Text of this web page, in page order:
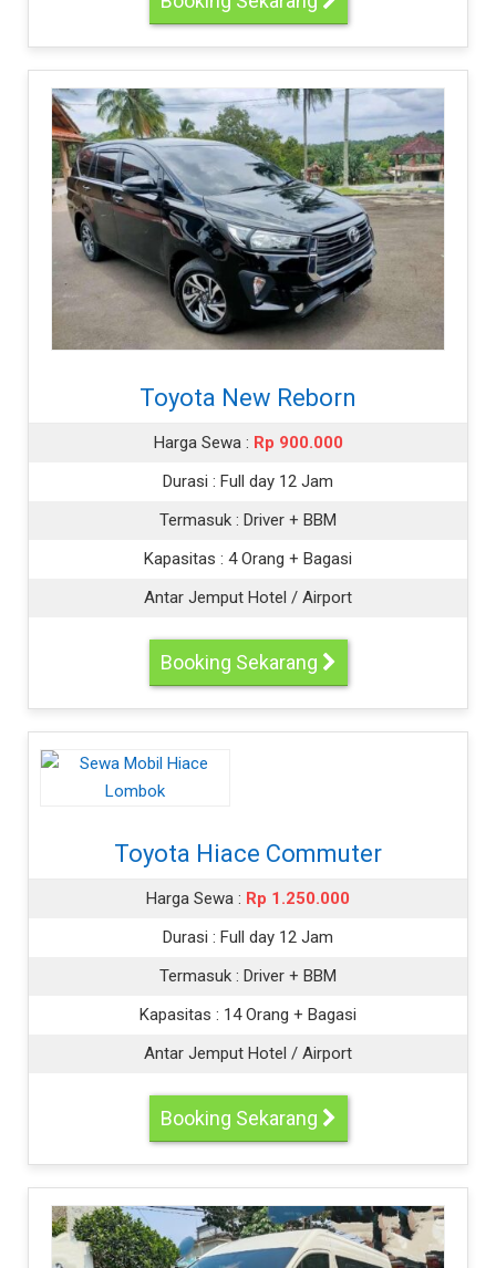
Toyota New Reborn
Harga Sewa : Rp 900.000
Durasi : Full day 12 Jam
Termasuk : Driver + BBM
Kapasitas : 4 Orang + Bagasi
Antar Jemput Hotel / Airport
Booking Sekarang
Toyota Hiace Commuter
Harga Sewa : Rp 1.250.000
Durasi : Full day 12 Jam
Termasuk : Driver + BBM
Kapasitas : 14 Orang + Bagasi
Antar Jemput Hotel / Airport
Booking Sekarang